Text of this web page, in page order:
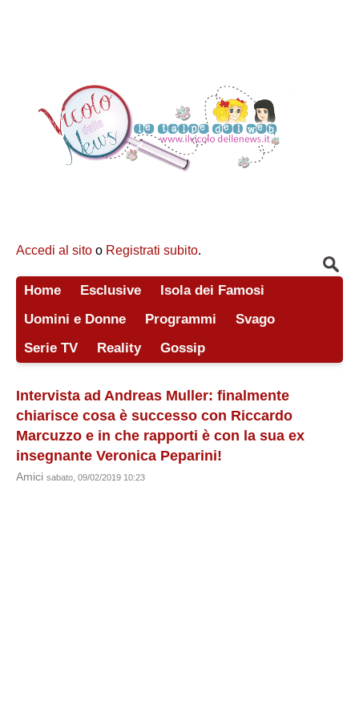
Accedi al sito o Registrati subito.
Home Esclusive
Isola dei Famosi
Uomini e Donne
Programmi
Svago
Serie TV
Reality Gossip
Intervista ad Andreas Muller: finalmente
chiarisce cosa è successo con Riccardo
Marcuzzo e in che rapporti è con la sua ex
insegnante Veronica Peparini!
Amici sabato, 09/02/2019 10:23